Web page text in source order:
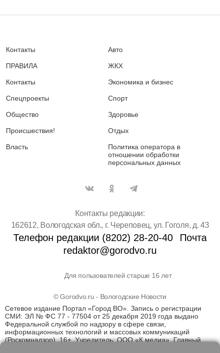
Контакты
ПРАВИЛА
Контакты
Спецпроекты
Общество
Происшествия!
Власть
Авто
ЖКХ
Экономика и бизнес
Спорт
Здоровье
Отдых
Политика оператора в
отношении обработки
персональных данных
Контакты редакции:
162612, Вологодская обл., г. Череповец, ул. Гоголя, д. 43
Телефон редакции (8202) 28-20-40
Почта
redaktor@gorodvo.ru
Для пользователей старше 16 лет
© Gorodvo.ru - Вологодские Новости
Сетевое издание Портал «Город ВО». Запись о регистрации
СМИ: ЭЛ № ФС 77 - 77504 от 25 декабря 2019 года выдано
Федеральной службой по надзору в сфере связи,
информационных технологий и массовых коммуникаций
(Роскомнадзор). 16+. Учредитель: ООО «К медиа». Главный